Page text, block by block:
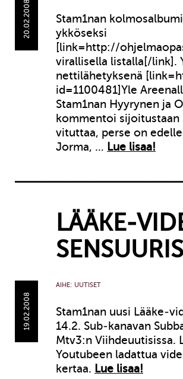
20.02.2008
Stam1nan
ykköseksi
[link=http://
virallisella listalla[/link].
nettilähetyksenä
id=1100481]Yle
Stam1nan Hyyrynen ja
kommentoi sijoitustaan
vituttaa, perse on
Jorma, … Lue lisaa!
LÄÄKE-
19.02.2008
AIHE: UUTISET
Stam1nan uusi Lääke-
14.2. Sub-kanavan
Mtv3:n Viihdeuutisissa.
Youtubeen ladattua
kertaa. Lue lisaa!